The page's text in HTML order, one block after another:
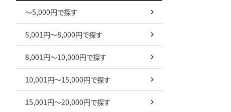
～5,000円で探す
5,001円～8,000円で探す
8,001円～10,000円で探す
10,001円～15,000円で探す
15,001円～20,000円で探す